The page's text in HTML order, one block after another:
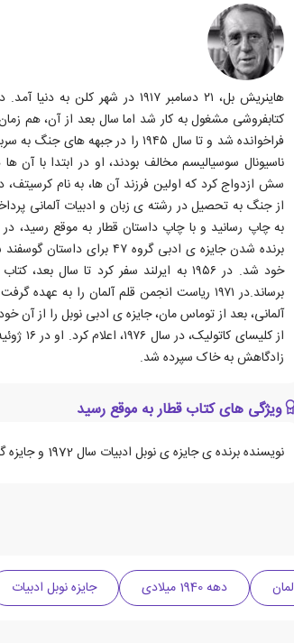
هاینریش بل، ۲۱ دسامبر ۱۹۱۷ در
کتابفروشی مشغول به کار شد اما سال بعد از آن، هم
فراخوانده شد و تا سال ۱۹۴۵ را در
برنده شدن جایزه ی ادبی گروه
خود شد. در ۱۹۵۶ به ایرلند سفر کرد تا سال
آلمانی، بعد از توماس مان، جایزه ی ادبی نوبل را از
زادگاهش به خاک سپرده شد.
ویژگی های کتاب قطار به موقع رسید
نویسنده برنده ی جایزه ی نوبل ادبیات سال 1972 و جایزه گئورگ بوخنر 1967
دهه 1940 میلادی جایزه نوبل ادبیات